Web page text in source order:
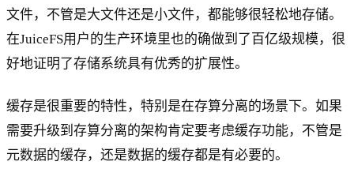
文件，不管是大文件还是小文件，都能够很轻松地存储。
在JuiceFS用户的生产环境里也的确做到了百亿级规模，很
好地证明了存储系统具有优秀的扩展性。
缓存是很重要的特性，特别是在存算分离的场景下。如果
需要升级到存算分离的架构肯定要考虑缓存功能，不管是
元数据的缓存，还是数据的缓存都是有必要的。